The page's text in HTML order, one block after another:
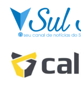
Skip
content